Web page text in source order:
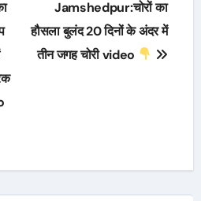
Jamshedpur:चोरों का
हौसला बुलंद 20 दिनों के अंदर में
तीन जगह चोरी video